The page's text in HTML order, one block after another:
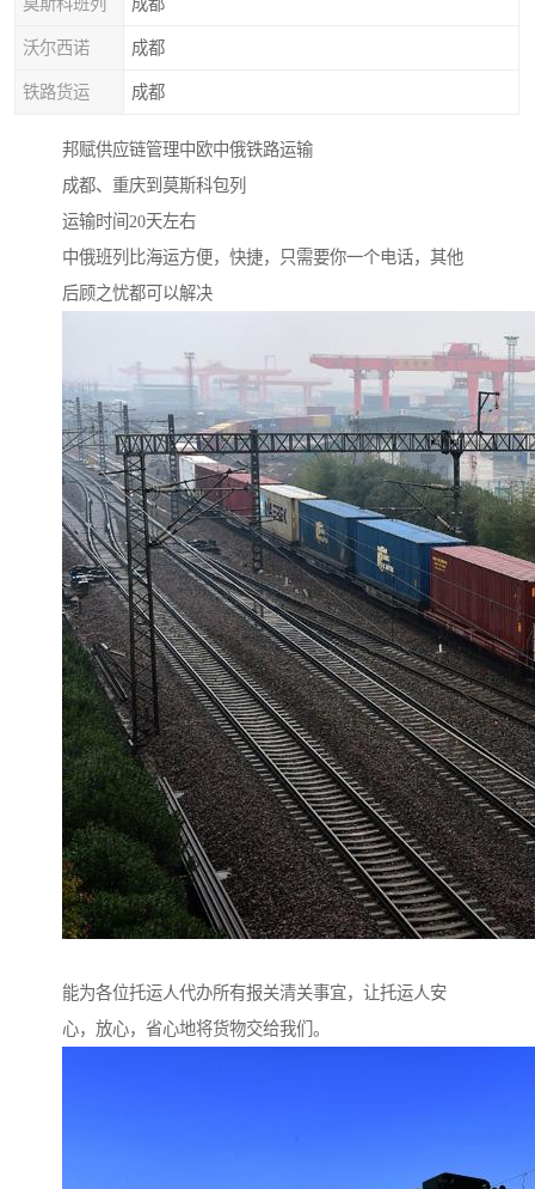
沃尔西诺 成都
铁路货运 成都
邦赋供应链管理中欧中俄铁路运输
成都、重庆到莫斯科包列
运输时间20天左右
中俄班列比海运方便，快捷，只需要你一个电话，其他
后顾之忧都可以解决
能为各位托运人代办所有报关清关事宜，让托运人安
心，放心，省心地将货物交给我们。